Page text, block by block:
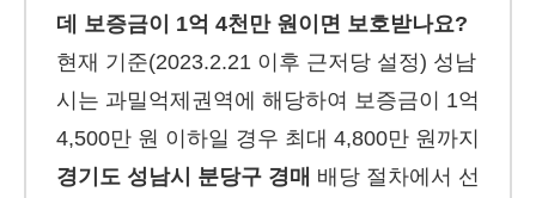
데 보증금이 1억 4천만 원이면 보호받나요?
현재 기준(2023.2.21 이후 근저당 설정) 성남
시는 과밀억제권역에 해당하여 보증금이 1억
4,500만 원 이하일 경우 최대 4,800만 원까지
경기도 성남시 분당구 경매 배당 절차에서 선